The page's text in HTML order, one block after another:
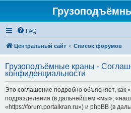
FAQ
Центральный сайт Список форумов
Грузоподъёмные краны -
конфиденциальности
Это соглашение подробно объясняет, как
подразделения (в дальнейшем «мы»,
«https://forum.portalkran.ru») и phpBB (в